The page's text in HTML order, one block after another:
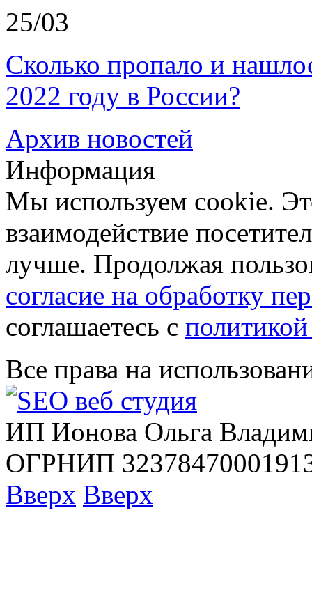
25/03
Сколько пропало и
2022 году в России?
Архив новостей
Информация
Мы используем cookie.
взаимодействие
лучше. Продолжая
согласие на обработку
соглашаетесь с
Все права на
ИП Ионова Ольга
ОГРНИП
Вверх Вверх